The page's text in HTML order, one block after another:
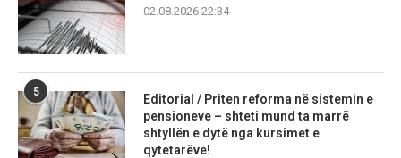
02.08.2026 22:34
5
Editorial / Priten reforma në sistemin e
pensioneve – shteti mund ta marrë
shtyllën e dytë nga kursimet e
qytetarëve!